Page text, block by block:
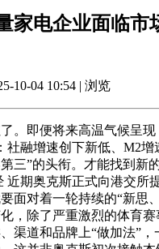
家电企业面临市
10-04 10:54 | 浏览
即便将来高温气候呈现
社融增速创下新低、M2增
三”的头衔。才能找到新
近期奥克斯正式向港交所
面对着一轮持续的“新思
，除了严重激烈的体育赛
渠道和品牌上“做加法”，